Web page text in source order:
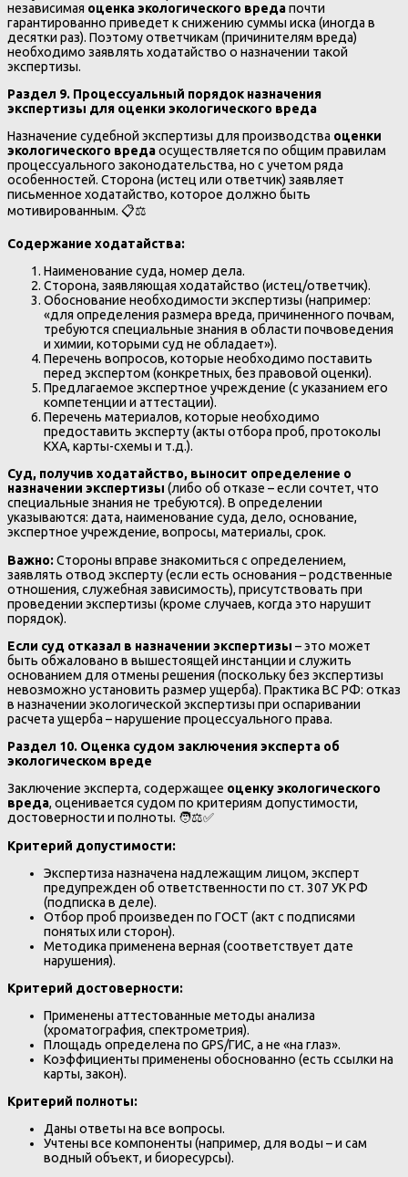
независимая оценка экологического вредапочти
гарантированно приведет к снижению суммы иска (иногда в
десятки раз). Поэтому ответчикам (причинителям вреда)
необходимо заявлять ходатайство о назначении такой
экспертизы.
Раздел 9. Процессуальный порядок назначения
экспертизы для оценки экологического вреда
Назначение судебной экспертизы для производства оценки
экологического вредаосуществляется по общим правилам
процессуального законодательства, но с учетом ряда
особенностей. Сторона (истец или ответчик) заявляет
письменное ходатайство, которое должно быть
мотивированным. 📋⚖️
Содержание ходатайства:
Наименование суда, номер дела.
Сторона, заявляющая ходатайство (истец/ответчик).
Обоснование необходимости экспертизы (например:
«для определения размера вреда, причиненного почвам,
требуются специальные знания в области почвоведения
и химии, которыми суд не обладает»).
Перечень вопросов, которые необходимо поставить
перед экспертом (конкретных, без правовой оценки).
Предлагаемое экспертное учреждение (с указанием его
компетенции и аттестации).
Перечень материалов, которые необходимо
предоставить эксперту (акты отбора проб, протоколы
КХА, карты-схемы и т.д.).
Суд, получив ходатайство, выносит определение о
назначении экспертизы (либо об отказе – если сочтет, что
специальные знания не требуются). В определении
указываются: дата, наименование суда, дело, основание,
экспертное учреждение, вопросы, материалы, срок.
Важно:Стороны вправе знакомиться с определением,
заявлять отвод эксперту (если есть основания – родственные
отношения, служебная зависимость), присутствовать при
проведении экспертизы (кроме случаев, когда это нарушит
порядок).
Если суд отказал в назначении экспертизы – это может
быть обжаловано в вышестоящей инстанции и служить
основанием для отмены решения (поскольку без экспертизы
невозможно установить размер ущерба). Практика ВС РФ: отказ
в назначении экологической экспертизы при оспаривании
расчета ущерба – нарушение процессуального права.
Раздел 10. Оценка судом заключения эксперта об
экологическом вреде
Заключение эксперта, содержащее оценку экологического
вреда, оценивается судом по критериям допустимости,
достоверности и полноты. 🧑⚖️✅
Критерий допустимости:
Экспертиза назначена надлежащим лицом, эксперт
предупрежден об ответственности по ст. 307 УК РФ
(подписка в деле).
Отбор проб произведен по ГОСТ (акт с подписями
понятых или сторон).
Методика применена верная (соответствует дате
нарушения).
Критерий достоверности:
Применены аттестованные методы анализа
(хроматография, спектрометрия).
Площадь определена по GPS/ГИС, а не «на глаз».
Коэффициенты применены обоснованно (есть ссылки на
карты, закон).
Критерий полноты:
Даны ответы на все вопросы.
Учтены все компоненты (например, для воды – и сам
водный объект, и биоресурсы).